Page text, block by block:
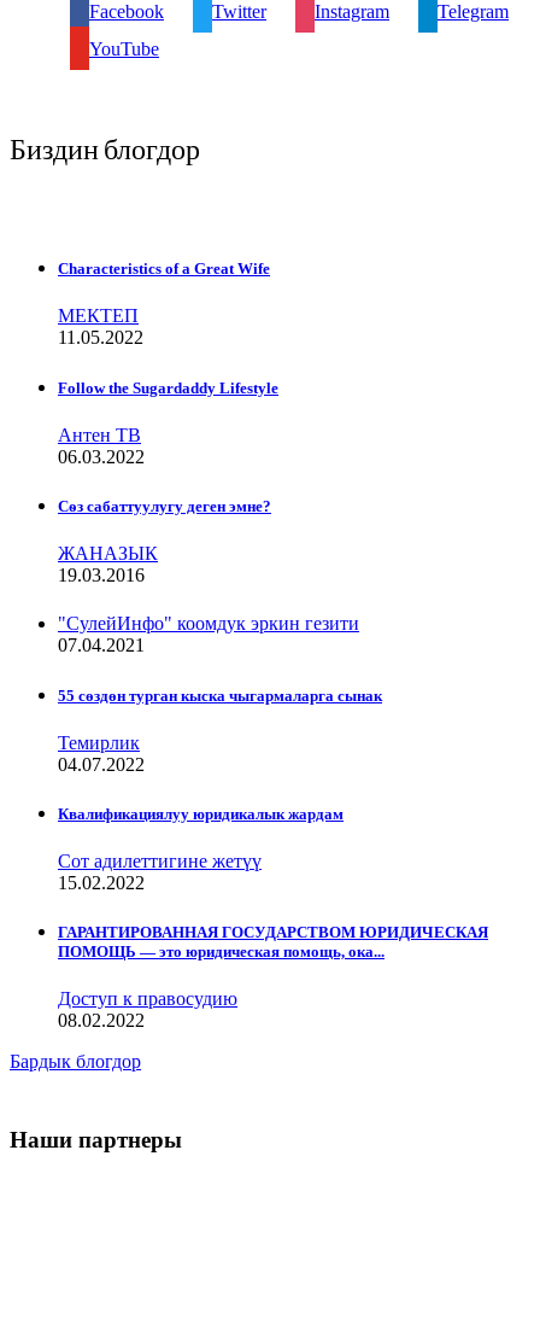
Facebook Twitter Instagram
Telegram
YouTube
Биздин блогдор
Characteristics of a Great Wife
МЕКТЕП
11.05.2022
Follow the Sugardaddy Lifestyle
Антен ТВ
06.03.2022
Сѳз сабаттуулугу деген эмне?
ЖАНАЗЫК
19.03.2016
"СулейИнфо" коомдук эркин гезити
07.04.2021
55 сөздөн турган кыска чыгармаларга сынак
Темирлик
04.07.2022
Квалификациялуу юридикалык жардам
Сот адилеттигине жетүү
15.02.2022
ГАРАНТИРОВАННАЯ ГОСУДАРСТВОМ ЮРИДИЧЕСКАЯ
ПОМОЩЬ — это юридическая помощь, ока...
Доступ к правосудию
08.02.2022
Бардык блогдор
Наши партнеры